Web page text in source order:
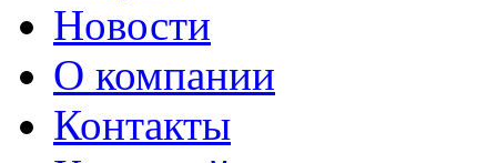
Новости
О компании
Контакты